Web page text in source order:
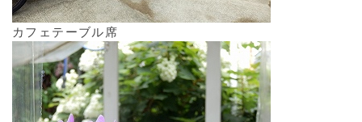
カフェテーブル席